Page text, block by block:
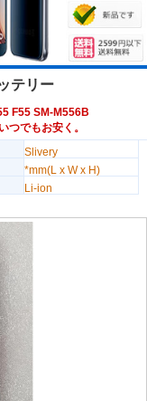
テリー
F55 SM-M556B
でもお安く。
Slivery
*mm(L x W x H)
Li-ion